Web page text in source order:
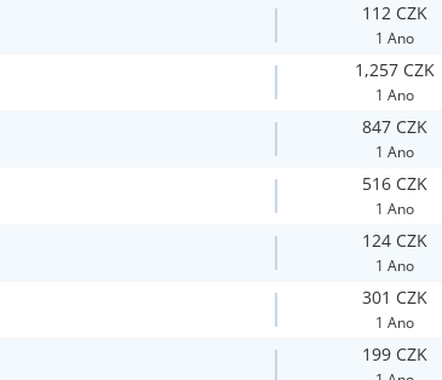
112 CZK
1 Ano
1,257 CZK
1 Ano
847 CZK
1 Ano
516 CZK
1 Ano
124 CZK
1 Ano
301 CZK
1 Ano
199 CZK